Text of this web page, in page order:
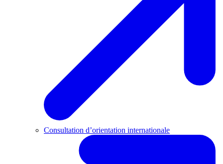
Consultation d’orientation internationale